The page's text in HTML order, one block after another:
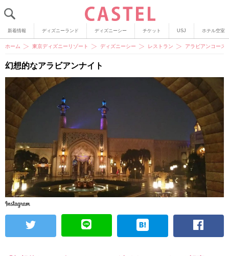
新着情報 ディズニーランド ディズニーシー チケット USJ ホテル空室
ホーム 東京ディズニーリゾート ディズニーシー レストラン アラビアンコース
幻想的なアラビアンナイト